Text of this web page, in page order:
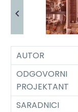
AUTOR
ODGOVORNI
PROJEKTANT
SARADNICI